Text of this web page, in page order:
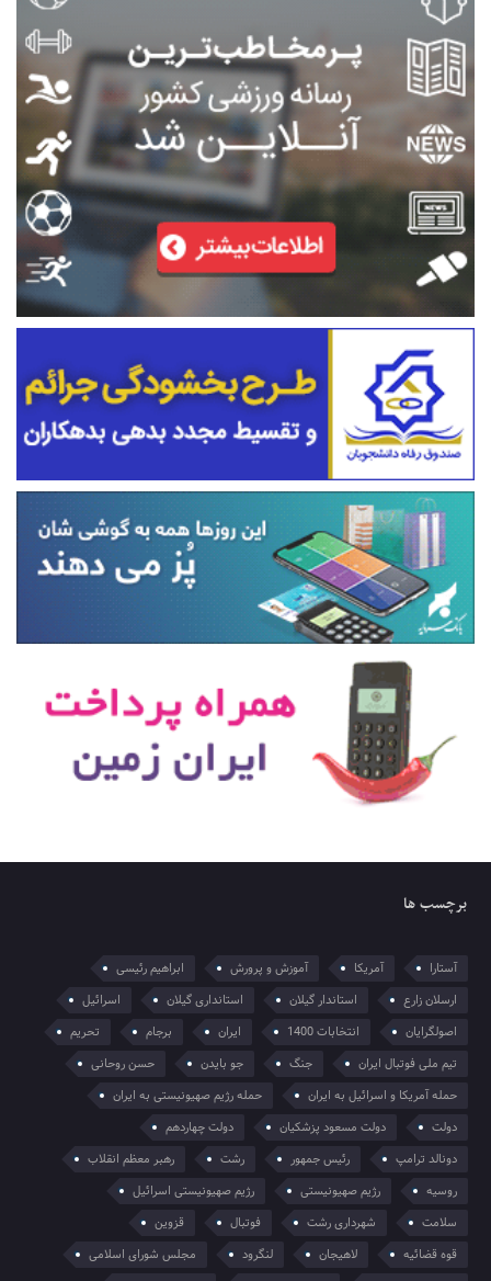
برچسب ها
آستارا آمریکا آموزش و پرورش
ابراهیم رئیسی
ارسلان زارع
استاندار گیلان استانداری گیلان
اسرائیل
اصولگرایان
انتخابات 1400 ایران برجام
تحریم
تیم ملی فوتبال ایران
جنگ جو بایدن
حسن روحانی
حمله آمریکا و اسرائیل به ایران
حمله رژیم صهیونیستی به ایران
دولت
دولت مسعود پزشکیان
دولت چهاردهم
دونالد ترامپ
رئیس جمهور رشت
رهبر معظم انقلاب
روسیه
رژیم صهیونیستی
رژیم صهیونیستی اسرائیل
سلامت
شهرداری رشت فوتبال
قزوین
قوه قضائیه
لاهیجان لنگرود
مجلس شورای اسلامی